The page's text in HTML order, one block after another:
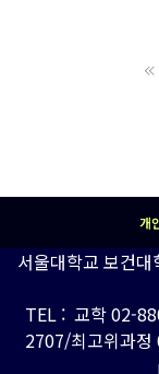
개
서울대학교 보건
TEL : 교학 02-
2707/최고위과